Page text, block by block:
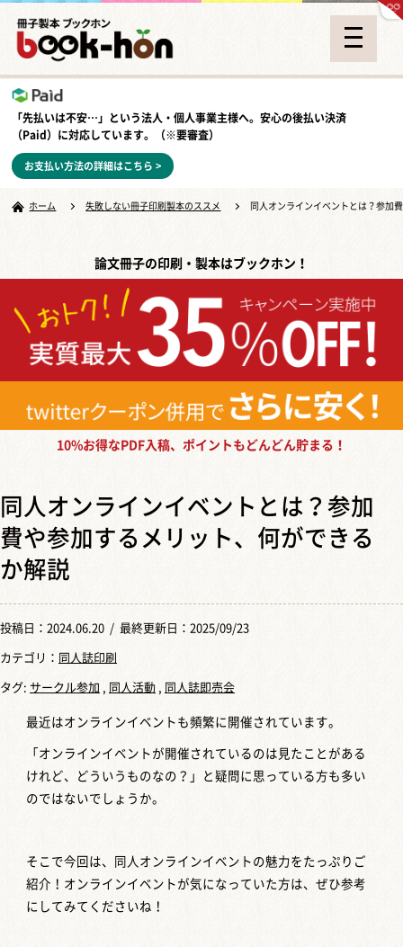
「先払いは不安…」という法人・個人事業主様へ。安心の後払い決済
（Paid） に対応しています。（※要審査）
お支払い方法の詳細はこちら >
ホーム 失敗しない冊子印刷製本のススメ 同人オンラインイベントとは？参加
論文冊子の印刷・製本はブックホン！
10%お得なPDF入稿、ポイントもどんどん貯まる！
同人オンラインイベントとは？参加
費や参加するメリット、何ができる
か解説
投稿日： 2024.06.20 / 最終更新日：2025/09/23
カテゴリ： 同人誌印刷
タグ: サークル参加 同人活動 同人誌即売会
最近はオンラインイベントも頻繁に開催されています。
「オンラインイベントが開催されているのは見たことがある
けれど、どういうものなの？」と疑問に思っている方も多い
のではないでしょうか。
そこで今回は、同人オンラインイベントの魅力をたっぷりご
紹介！オンラインイベントが気になっていた方は、ぜひ参考
にしてみてくださいね！